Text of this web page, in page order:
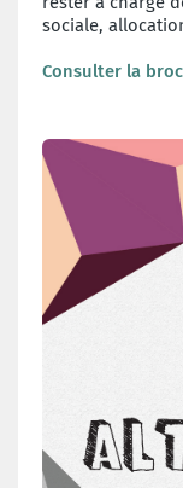
sociale,
Consulter la